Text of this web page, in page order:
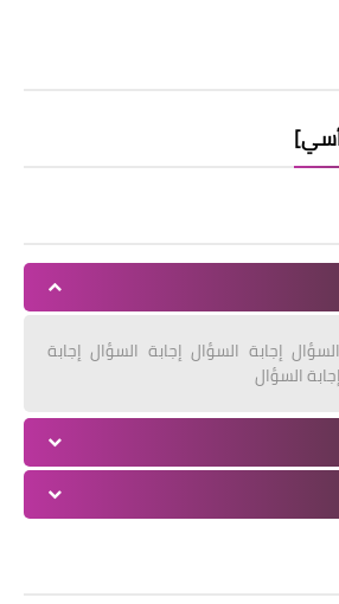
إجابة السؤال إجابة السؤال إجابة
السؤال